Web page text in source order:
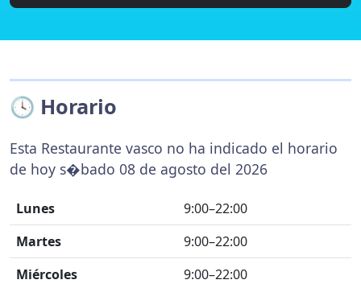
🕓 Horario
Esta Restaurante vasco no ha indicado el horario
de hoy s�bado 08 de agosto del 2026
Lunes
9:00–22:00
Martes
9:00–22:00
Miércoles
9:00–22:00